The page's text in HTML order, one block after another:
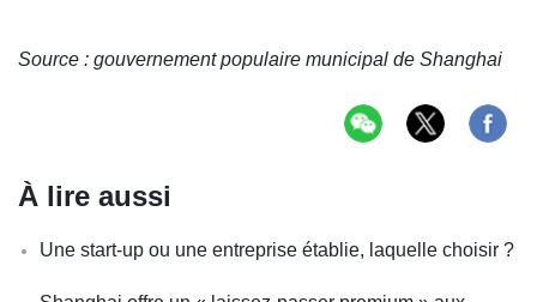
Source : gouvernement populaire municipal de Shanghai
À lire aussi
Une start-up ou une entreprise établie, laquelle choisir ?